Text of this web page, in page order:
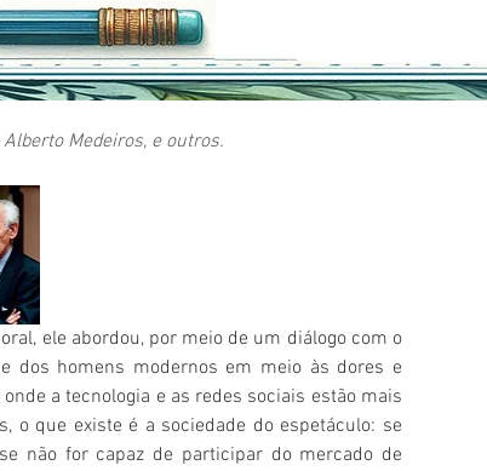
Medeiros, e outros.
, ele abordou, por meio de um diálogo com o
dos homens modernos em meio às dores e
a tecnologia e as redes sociais estão mais
o que existe é a sociedade do espetáculo: se
não for capaz de participar do mercado de